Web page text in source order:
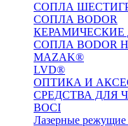
СОПЛА
СОПЛА BODOR
КЕРАМИЧЕСКИЕ
СОПЛА BODOR
MAZAK®
LVD®
ОПТИКА И
СРЕДСТВА ДЛЯ
BOCI
Лазерные